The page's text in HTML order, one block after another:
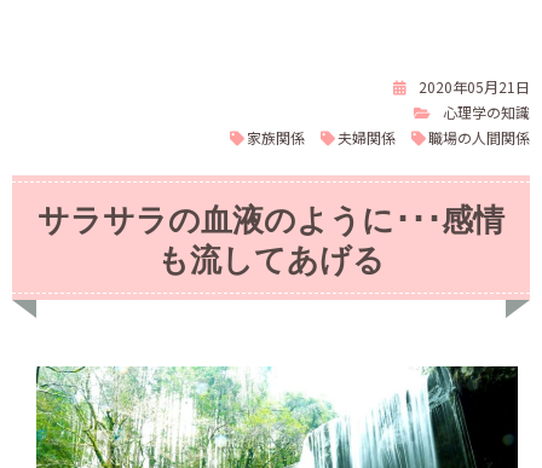
2020年05月21日
心理学の知識
家族関係
夫婦関係 職場の人間関係
サラサラの血液のように･･･感情
も流してあげる